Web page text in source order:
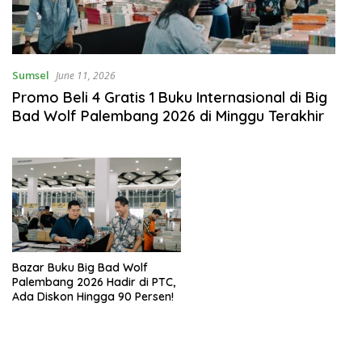
Sumsel June 11, 2026
Promo Beli 4 Gratis 1 Buku Internasional di Big
Bad Wolf Palembang 2026 di Minggu Terakhir
Bazar Buku Big Bad Wolf
Palembang 2026 Hadir di PTC,
Ada Diskon Hingga 90 Persen!